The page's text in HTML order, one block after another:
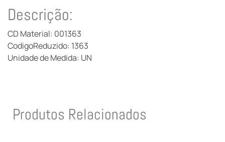
Descrição:
CD Material: 001363
CodigoReduzido: 1363
Unidade de Medida: UN
Produtos Relacionados